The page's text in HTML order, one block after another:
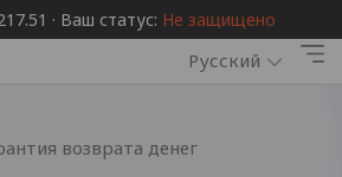
· Ваш статус: Не защищено
Русский
возврата денег